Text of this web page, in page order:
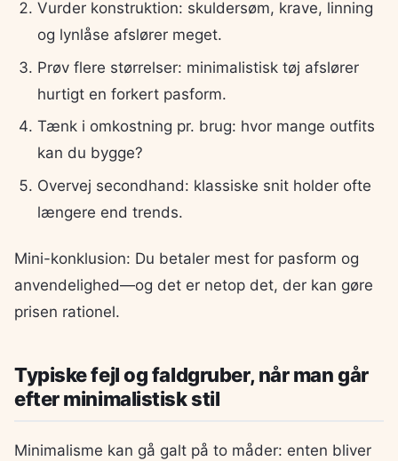
Vurder konstruktion: skuldersøm, krave, linning
og lynlåse afslører meget.
Prøv flere størrelser: minimalistisk tøj afslører
hurtigt en forkert pasform.
Tænk i omkostning pr. brug: hvor mange outfits
kan du bygge?
Overvej secondhand: klassiske snit holder ofte
længere end trends.
Mini-konklusion: Du betaler mest for pasform og
anvendelighed—og det er netop det, der kan gøre
prisen rationel.
Typiske fejl og faldgruber, når man går
efter minimalistisk stil
Minimalisme kan gå galt på to måder: enten bliver